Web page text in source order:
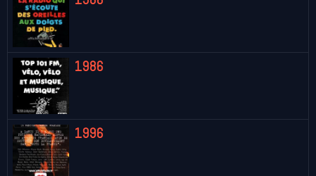
1986
1996